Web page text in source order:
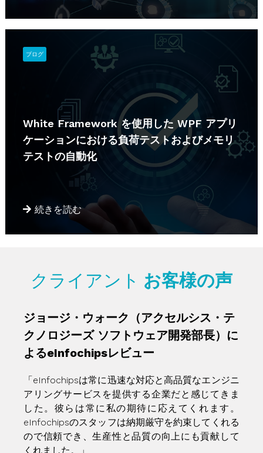
White Framework を使用した WPF アプリ
ケーションにおける負荷テストおよびメモリ
テストの自動化
続きを読む
ブログ
クライアント お客様の声
ジョージ・ウォーク（アクセルシス・テ
クノロジーズ ソフトウェア開発部長）に
よるeInfochipsレビュー
「eInfochipsは常に迅速な対応と高品質なエンジニ
アリングサービスを提供する企業だと感じてきま
した。彼らは常に私の期待に応えてくれます。
eInfochipsのスタッフは納期厳守を約束してくれる
ので信頼でき、生産性と品質の向上にも貢献して
くれました。」